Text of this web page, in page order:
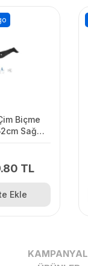
Biçme
Sağ
TL
Ekle